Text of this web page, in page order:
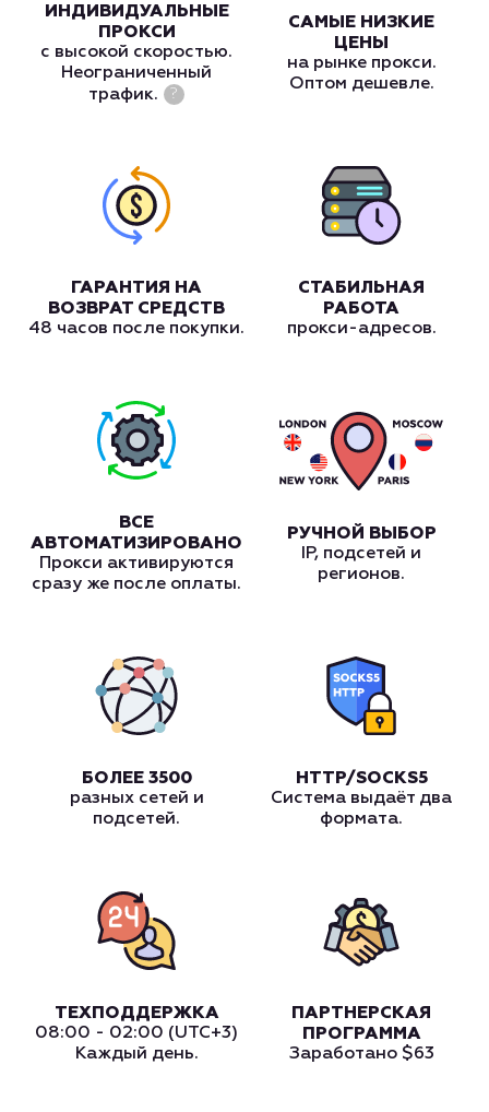
ИНДИВИДУАЛЬНЫЕ
ПРОКСИ
с высокой скоростью.
Неограниченный
трафик.
?
САМЫЕ НИЗКИЕ
ЦЕНЫ
на рынке прокси.
Оптом дешевле.
ГАРАНТИЯ НА
ВОЗВРАТ СРЕДСТВ
48 часов после покупки.
СТАБИЛЬНАЯ
РАБОТА
прокси-адресов.
ВСЕ
АВТОМАТИЗИРОВАНО
Прокси активируются
сразу же после оплаты.
РУЧНОЙ ВЫБОР
IP, подсетей и
регионов.
БОЛЕЕ 3500
разных сетей и
подсетей.
HTTP/SOCKS5
Система выдаёт два
формата.
ТЕХПОДДЕРЖКА
08:00 - 02:00 (UTC+3)
Каждый день.
ПАРТНЕРСКАЯ
ПРОГРАММА
Заработано $63